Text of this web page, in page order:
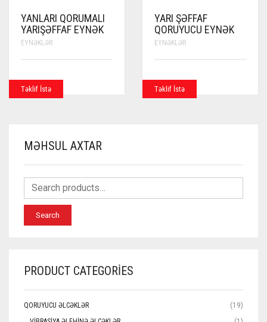
YANLARI QORUMALI
YARIŞƏFFAF EYNƏK
EYNƏKLƏR
Təklif İstə
YARI ŞƏFFAF
QORUYUCU EYNƏK
EYNƏKLƏR
Təklif İstə
MƏHSUL AXTAR
Search
PRODUCT CATEGORIES
QORUYUCU ƏLCƏKLƏR
(19)